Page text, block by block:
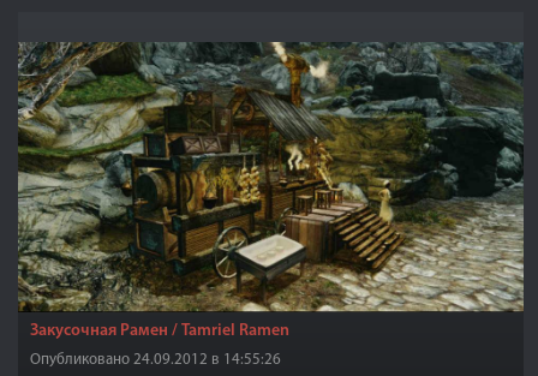
Закусочная Рамен / Tamriel Ramen
Опубликовано 24.09.2012 в 14:55:26